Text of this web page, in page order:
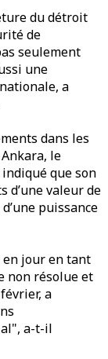
du détroit
de
seulement
une
a
dans les
le
que son
d’une valeur de
puissance
jour en tant
non résolue et
a
a-t-il